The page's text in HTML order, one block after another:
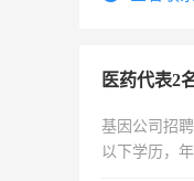
医药代表2
基因公司招
以下学历，